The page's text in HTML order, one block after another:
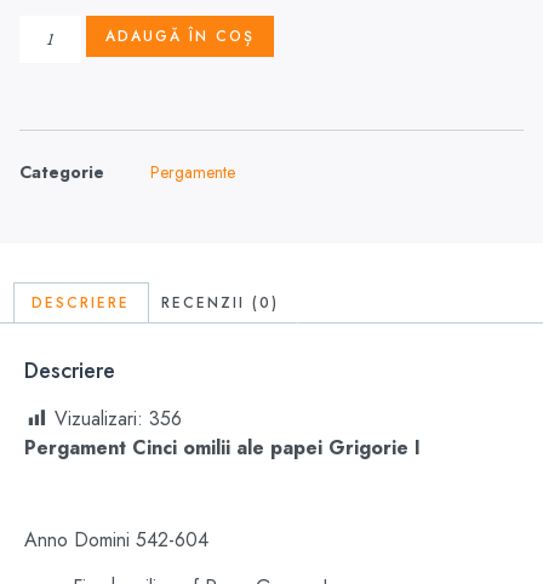
ADAUGĂ ÎN COȘ
Categorie Pergamente
DESCRIERE RECENZII (0)
Descriere
Vizualizari: 356
Pergament Cinci omilii ale papei Grigorie I
Anno Domini 542-604